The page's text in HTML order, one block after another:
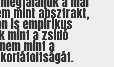
mint absztrakt,
is empirikus
mint a zsidó
mint a